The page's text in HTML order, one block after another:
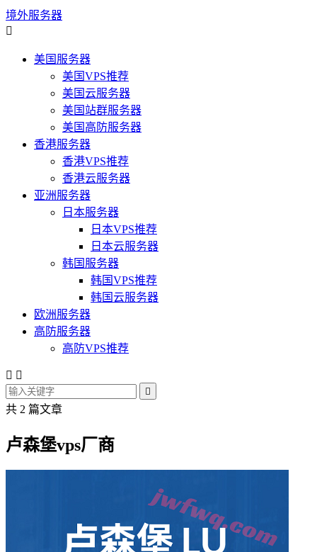
境外服务器

美国服务器
美国VPS推荐
美国云服务器
美国站群服务器
美国高防服务器
香港服务器
香港VPS推荐
香港云服务器
亚洲服务器
日本服务器
日本VPS推荐
日本云服务器
韩国服务器
韩国VPS推荐
韩国云服务器
欧洲服务器
高防服务器
高防VPS推荐
 

共 2 篇文章
卢森堡vps厂商